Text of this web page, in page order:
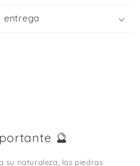
entrega
🔮
su naturaleza, las piedras